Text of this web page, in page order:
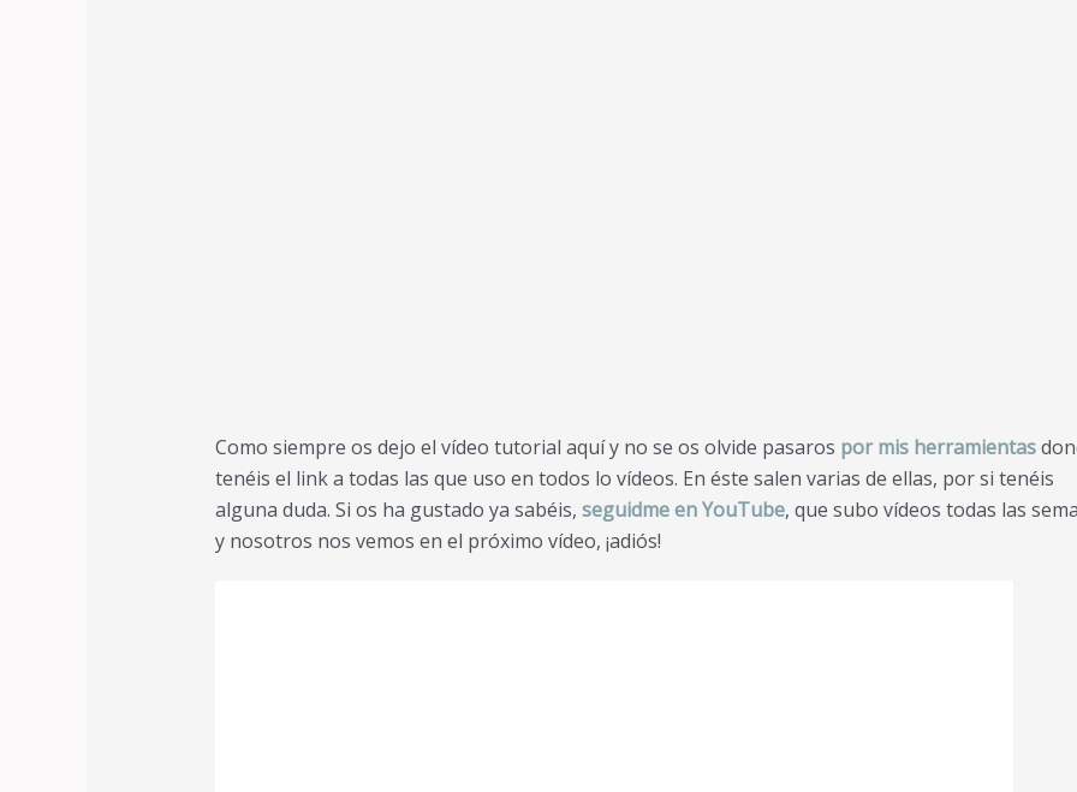
Como siempre os dejo el vídeo tutorial aquí y no se os olvide pasaros por mis herramientas
tenéis el link a todas las que uso en todos lo vídeos. En éste salen varias de ellas, por si tenéis
alguna duda. Si os ha gustado ya sabéis, seguidme en YouTube, que subo vídeos todas las
y nosotros nos vemos en el próximo vídeo, ¡adiós!